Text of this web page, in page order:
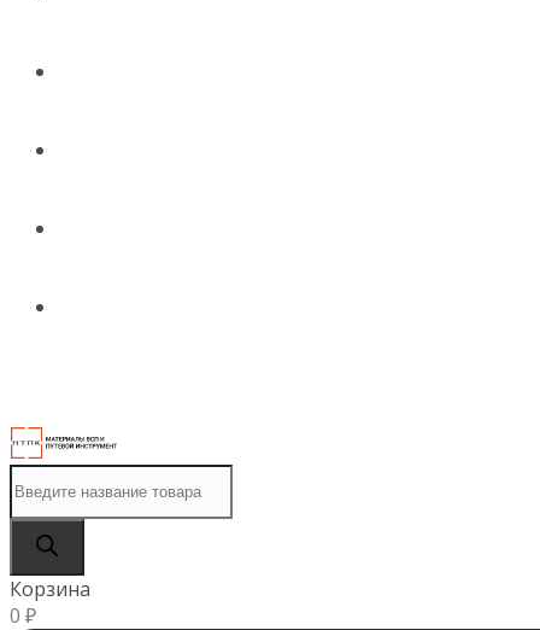
товаров
Корзина
0 ₽